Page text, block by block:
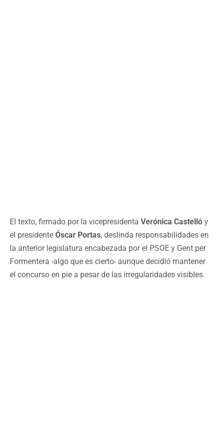
El texto, firmado por la vicepresidenta Verónica Castelló y
el presidente Óscar Portas, deslinda responsabilidades en
la anterior legislatura encabezada por el PSOE y Gent per
Formentera -algo que es cierto- aunque decidió mantener
el concurso en pie a pesar de las irregularidades visibles.